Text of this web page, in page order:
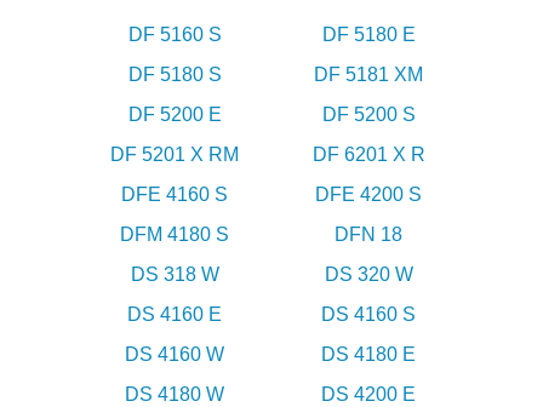
DF 5160 S
DF 5180 E
DF 5180 S
DF 5181 XM
DF 5200 E
DF 5200 S
DF 5201 X RM
DF 6201 X R
DFE 4160 S
DFE 4200 S
DFM 4180 S
DFN 18
DS 318 W
DS 320 W
DS 4160 E
DS 4160 S
DS 4160 W
DS 4180 E
DS 4180 W
DS 4200 E